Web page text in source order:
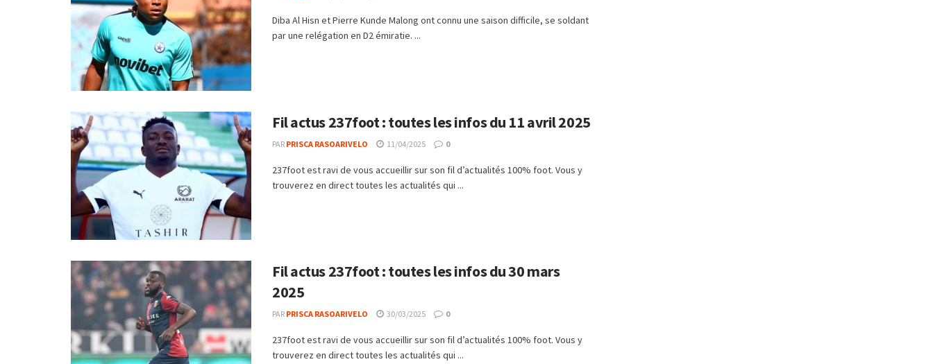
Diba Al Hisn et Pierre Kunde Malong ont connu une saison difficile, se soldant
par une relégation en D2 émiratie. ...
Fil actus 237foot : toutes les infos du 11 avril 2025
PAR PRISCA RASOARIVELO 11/04/2025 0
237foot est ravi de vous accueillir sur son fil d’actualités 100% foot. Vous y
trouverez en direct toutes les actualités qui ...
Fil actus 237foot : toutes les infos du 30 mars
2025
PAR PRISCA RASOARIVELO 30/03/2025 0
237foot est ravi de vous accueillir sur son fil d’actualités 100% foot. Vous y
trouverez en direct toutes les actualités qui ...